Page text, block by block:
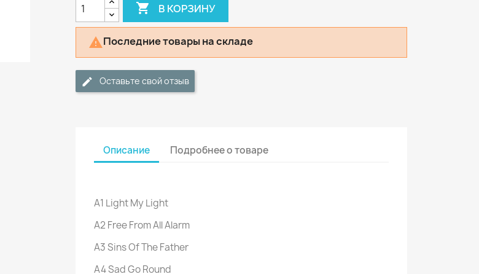
 В КОРЗИНУ
Последние товары на складе
Оставьте свой отзыв
Описание Подробнее о товаре
A1 Light My Light
A2 Free From All Alarm
A3Sins Of The Father
A4Sad Go Round